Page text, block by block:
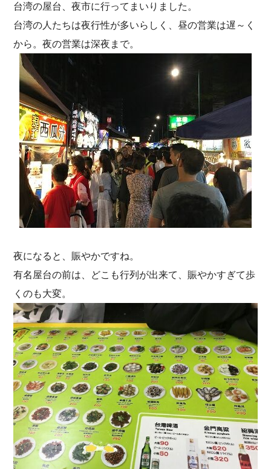
台湾の屋台、夜市に行ってまいりました。
台湾の人たちは夜行性が多いらしく、昼の営業は遅～く
から。夜の営業は深夜まで。
夜になると、賑やかですね。
有名屋台の前は、どこも行列が出来て、賑やかすぎて歩
くのも大変。